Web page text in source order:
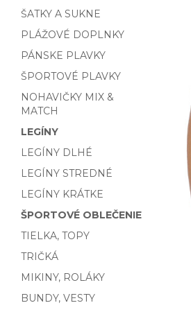
ŠATKY A SUKNE
PLÁŽOVÉ DOPLNKY
PÁNSKE PLAVKY
ŠPORTOVÉ PLAVKY
NOHAVIČKY MIX &
MATCH
LEGÍNY
LEGÍNY DLHÉ
LEGÍNY STREDNÉ
LEGÍNY KRÁTKE
ŠPORTOVÉ OBLEČENIE
TIELKA, TOPY
TRIČKÁ
MIKINY, ROLÁKY
BUNDY, VESTY